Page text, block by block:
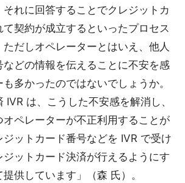
それに回答することでクレジットカ
契約が成立するといったプロセス
だしオペレーターとはいえ、他人
などの情報を伝えることに不安を感
多かったのではないでしょうか。
IVR は、こうした不安感を解消し、
オペレーターが不正利用することが
ットカード番号などを IVR で受け
ットカード決済が行えるようにす
供しています」（森 氏）。